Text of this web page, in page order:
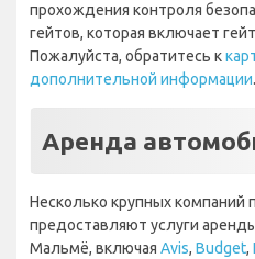
прохождения контроля
гейтов, которая включает
Пожалуйста, обратитесь к
дополнительной информации.
Аренда
Несколько крупных компаний
предоставляют услуги
Мальмё, включая Avis, Budget,